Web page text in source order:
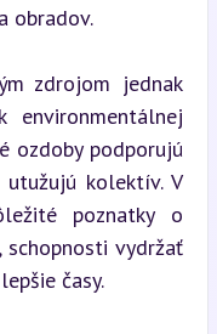
obradov.
zdrojom jednak
ozdoby podporujú
kolektív. V
poznatky o
schopnosti vydržať
časy.